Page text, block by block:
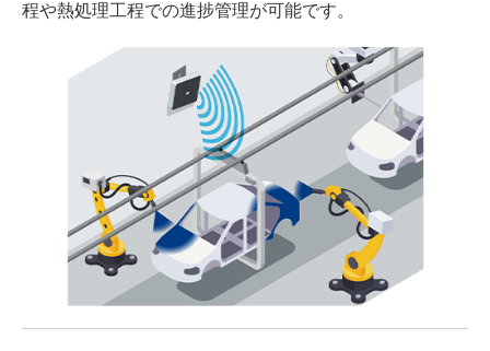
程や熱処理工程での進捗管理が可能です。